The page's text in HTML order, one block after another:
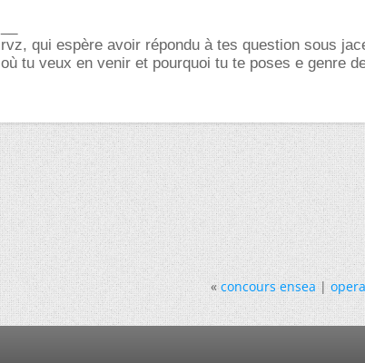
rvz, qui espère avoir répondu à tes question sous
où tu veux en venir et pourquoi tu te poses e genre
« concours ensea|